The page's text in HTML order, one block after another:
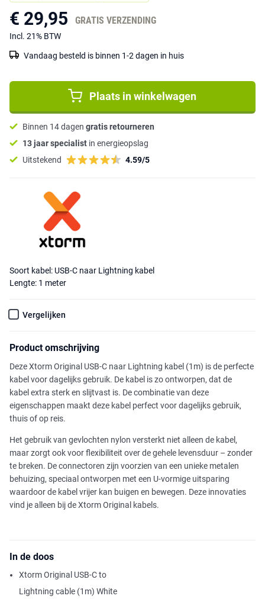
€ 29,95 GRATIS VERZENDING
Incl. 21% BTW
Vandaag besteld is binnen 1-2 dagen in huis
Plaats in winkelwagen
Binnen 14 dagen gratis retourneren
13 jaar specialist in energieopslag
Uitstekend
4.59/5
Soort kabel: USB-C naar Lightning kabel
Lengte: 1 meter
Vergelijken
Product omschrijving
Deze Xtorm Original USB-C naar Lightning kabel (1m) is de perfecte
kabel voor dagelijks gebruik. De kabel is zo ontworpen, dat de
kabel extra sterk en slijtvast is. De combinatie van deze
eigenschappen maakt deze kabel perfect voor dagelijks gebruik,
thuis of op reis.
Het gebruik van gevlochten nylon versterkt niet alleen de kabel,
maar zorgt ook voor flexibiliteit over de gehele levensduur – zonder
te breken. De connectoren zijn voorzien van een unieke metalen
behuizing, speciaal ontworpen met een U-vormige uitsparing
waardoor de kabel vrijer kan buigen en bewegen. Deze innovaties
vind je alleen bij de Xtorm Original kabels.
In de doos
Xtorm Original USB-C to
Lightning cable (1m) White